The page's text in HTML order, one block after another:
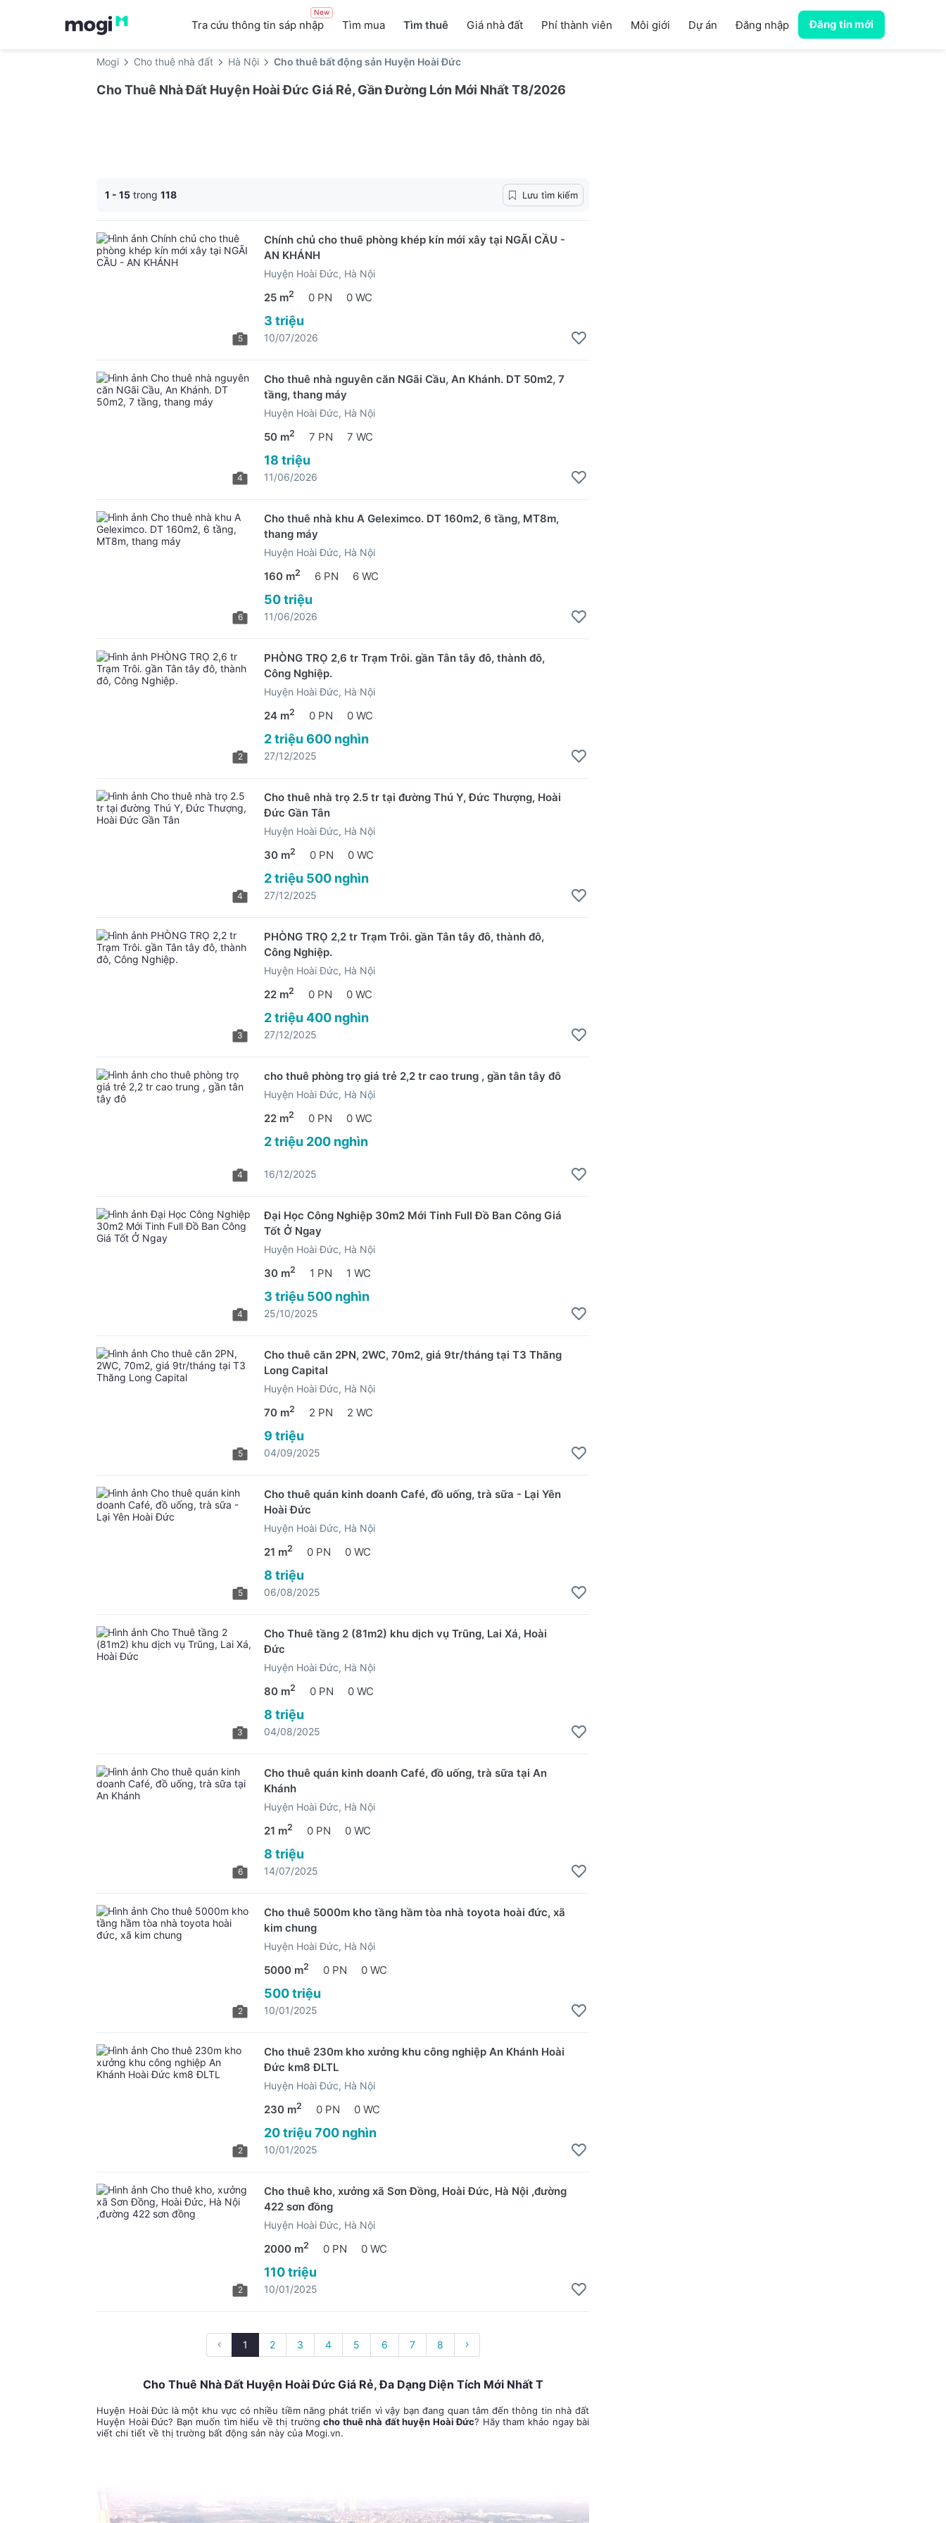
Tra cứu thông tin sáp nhập
New
Tìm mua Tìm thuê Giá nhà đất Phí thành viên Môi giới Dự án Đăng nhập Đăng tin mới
Mogi Cho thuê nhà đất Hà Nội Cho thuê bất động sản Huyện Hoài Đức
Cho Thuê Nhà Đất Huyện Hoài Đức Giá Rẻ, Gần Đường Lớn Mới Nhất T8/2026
1 - 15 trong 118 Lưu tìm kiếm
5
Chính chủ cho thuê phòng khép kín mới xây tại NGÃI CẦU -
AN KHÁNH
Huyện Hoài Đức, Hà Nội
25 m2 0 PN 0 WC
3 triệu
10/07/2026
4
Cho thuê nhà nguyên căn NGãi Cầu, An Khánh. DT 50m2, 7
tầng, thang máy
Huyện Hoài Đức, Hà Nội
50 m2 7 PN 7 WC
18 triệu
11/06/2026
6
Cho thuê nhà khu A Geleximco. DT 160m2, 6 tầng, MT8m,
thang máy
Huyện Hoài Đức, Hà Nội
160 m2 6 PN 6 WC
50 triệu
11/06/2026
2
PHÒNG TRỌ 2,6 tr Trạm Trôi. gần Tân tây đô, thành đô,
Công Nghiệp.
Huyện Hoài Đức, Hà Nội
24 m2 0 PN 0 WC
2 triệu 600 nghìn
27/12/2025
4
Cho thuê nhà trọ 2.5 tr tại đường Thú Y, Đức Thượng, Hoài
Đức Gần Tân
Huyện Hoài Đức, Hà Nội
30 m2 0 PN 0 WC
2 triệu 500 nghìn
27/12/2025
3
PHÒNG TRỌ 2,2 tr Trạm Trôi. gần Tân tây đô, thành đô,
Công Nghiệp.
Huyện Hoài Đức, Hà Nội
22 m2 0 PN 0 WC
2 triệu 400 nghìn
27/12/2025
4
cho thuê phòng trọ giá trẻ 2,2 tr cao trung , gần tân tây đô
Huyện Hoài Đức, Hà Nội
22 m2 0 PN 0 WC
2 triệu 200 nghìn
16/12/2025
4
Đại Học Công Nghiệp 30m2 Mới Tinh Full Đồ Ban Công Giá
Tốt Ở Ngay
Huyện Hoài Đức, Hà Nội
30 m2 1 PN 1 WC
3 triệu 500 nghìn
25/10/2025
5
Cho thuê căn 2PN, 2WC, 70m2, giá 9tr/tháng tại T3 Thăng
Long Capital
Huyện Hoài Đức, Hà Nội
70 m2 2 PN 2 WC
9 triệu
04/09/2025
5
Cho thuê quán kinh doanh Café, đồ uống, trà sữa - Lại Yên
Hoài Đức
Huyện Hoài Đức, Hà Nội
21 m2 0 PN 0 WC
8 triệu
06/08/2025
3
Cho Thuê tầng 2 (81m2) khu dịch vụ Trũng, Lai Xá, Hoài
Đức
Huyện Hoài Đức, Hà Nội
80 m2 0 PN 0 WC
8 triệu
04/08/2025
6
Cho thuê quán kinh doanh Café, đồ uống, trà sữa tại An
Khánh
Huyện Hoài Đức, Hà Nội
21 m2 0 PN 0 WC
8 triệu
14/07/2025
2
Cho thuê 5000m kho tầng hầm tòa nhà toyota hoài đức, xã
kim chung
Huyện Hoài Đức, Hà Nội
5000 m2 0 PN 0 WC
500 triệu
10/01/2025
2
Cho thuê 230m kho xưởng khu công nghiệp An Khánh Hoài
Đức km8 ĐLTL
Huyện Hoài Đức, Hà Nội
230 m2 0 PN 0 WC
20 triệu 700 nghìn
10/01/2025
2
Cho thuê kho, xưởng xã Sơn Đồng, Hoài Đức, Hà Nội ,đường
422 sơn đồng
Huyện Hoài Đức, Hà Nội
2000 m2 0 PN 0 WC
110 triệu
10/01/2025
1 2 3 4 5 6 7 8
Cho Thuê Nhà Đất Huyện Hoài Đức Giá Rẻ, Đa Dạng Diện Tích Mới Nhất T
Huyện Hoài Đức là một khu vực có nhiều tiềm năng phát triển vì vậy bạn đang quan tâm đến thông tin nhà đất
Huyện Hoài Đức? Bạn muốn tìm hiểu về thị trườngcho thuê nhà đất huyện Hoài Đức? Hãy tham khảo ngay bài
viết chi tiết về thị trường bất động sản này của Mogi.vn.